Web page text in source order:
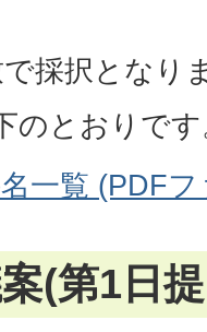
採択となり
のとおりで
一覧 (PDF
(第1日